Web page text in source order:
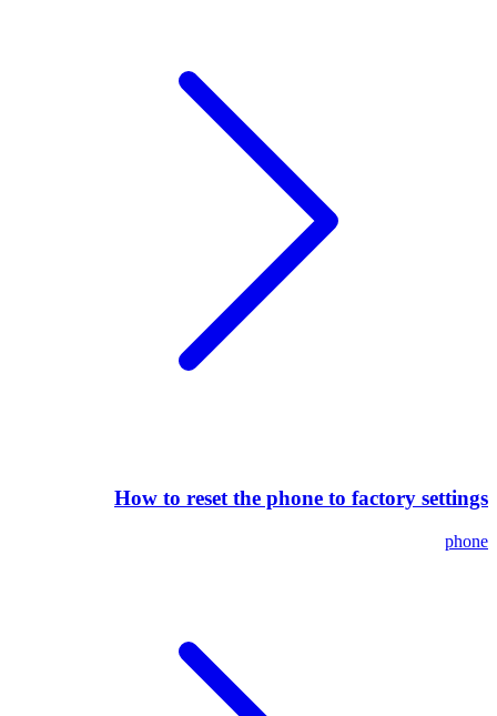
How to reset the phone to factory settings
phone